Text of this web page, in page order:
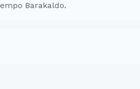
Barakaldo.